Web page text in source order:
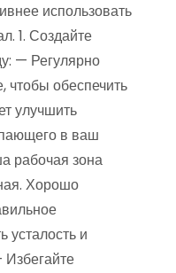
использовать
1. Создайте
— Регулярно
чтобы обеспечить
улучшить
в ваш
рабочая зона
Хорошо
усталость и